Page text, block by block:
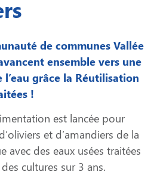
de communes Vallée
ensemble vers une
grâce la Réutilisation
!
est lancée pour
et d’amandiers de la
avec des eaux usées traitées
cultures sur 3 ans.